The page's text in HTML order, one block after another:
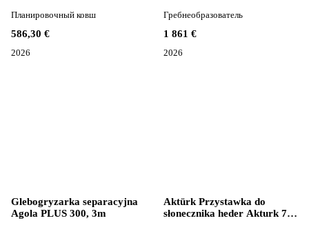
586,30 €
Планировочный ковш
2026
1 861 €
Гребнеобразователь
2026
Glebogryzarka separacyjna
Agola PLUS 300, 3m
Aktürk Przystawka do
słonecznika heder Akturk 731